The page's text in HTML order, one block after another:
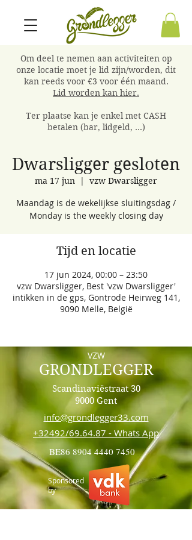
Om deel te nemen aan activiteiten op
onze locatie moet je lid zijn/worden, dit
kan reeds voor €3 voor één maand.
Lid worden kan hier.
Ter plaatse kan je enkel met CASH
betalen (bar, lidgeld, ...)
Dwarsligger gesloten
ma 17 jun
  |
vzw Dwarsligger
Maandag is de wekelijkse sluitingsdag /
Monday is the weekly closing day
Tijd en locatie
17 jun 2024, 00:00 – 23:50
vzw Dwarsligger, Best 'vzw Dwarsligger'
intikken in de gps, Gontrode Heirweg 141,
9090 Melle, België
VZW
GRONDLEGGER
Scandinaviëstraat 30
9000 Gent
info@grondlegger33.com
+32492/69.64.87 - Whats App
BE868904 4440 7450
Sponsored
by